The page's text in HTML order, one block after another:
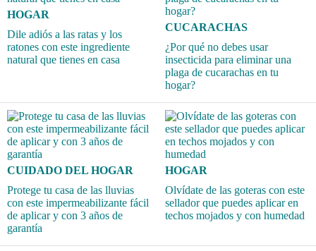
HOGAR
Dile adiós a las ratas y los
ratones con este ingrediente
natural que tienes en casa
CUCARACHAS
¿Por qué no debes usar
insecticida para eliminar una
plaga de cucarachas en tu
hogar?
CUIDADO DEL HOGAR
Protege tu casa de las lluvias
con este impermeabilizante fácil
de aplicar y con 3 años de
garantía
HOGAR
Olvídate de las goteras con este
sellador que puedes aplicar en
techos mojados y con humedad